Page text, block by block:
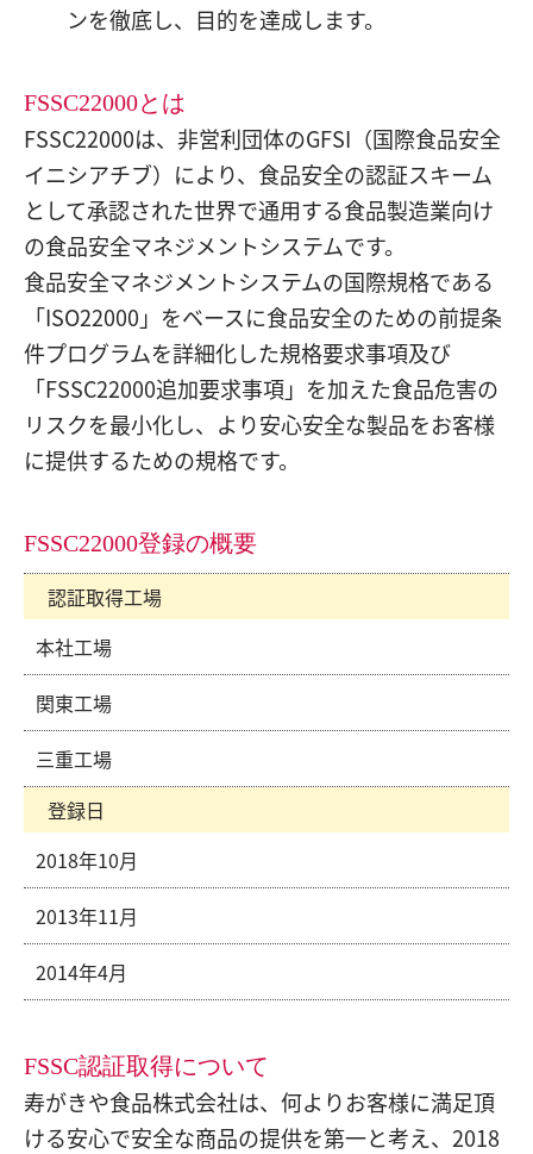
ンを徹底し、目的を達成します。
FSSC22000とは
FSSC22000は、非営利団体のGFSI（国際食品安全
イニシアチブ）により、食品安全の認証スキーム
として承認された世界で通用する食品製造業向け
の食品安全マネジメントシステムです。
食品安全マネジメントシステムの国際規格である
「ISO22000」をベースに食品安全のための前提条
件プログラムを詳細化した規格要求事項及び
「FSSC22000追加要求事項」を加えた食品危害の
リスクを最小化し、より安心安全な製品をお客様
に提供するための規格です。
FSSC22000登録の概要
認証取得工場
本社工場
関東工場
三重工場
登録日
2018年10月
2013年11月
2014年4月
FSSC認証取得について
寿がきや食品株式会社は、何よりお客様に満足頂
ける安心で安全な商品の提供を第一と考え、2018